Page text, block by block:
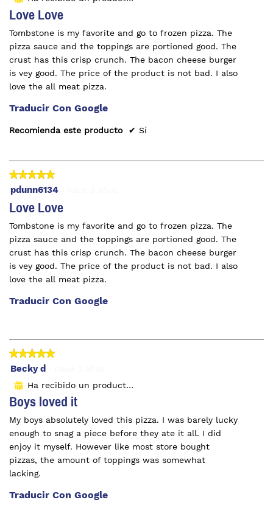
estrellas.
Love Love
Tombstone is my favorite and go to frozen pizza. The
pizza sauce and the toppings are portioned good. The
crust has this crisp crunch. The bacon cheese burger
is vey good. The price of the product is not bad. I also
love the all meat pizza.
Traducir Con Google
Recomienda este producto ✔ Sí
★★★★★
★★★★★
5
5
estrellas.
pdunn6134
Love Love
Tombstone is my favorite and go to frozen pizza. The
pizza sauce and the toppings are portioned good. The
crust has this crisp crunch. The bacon cheese burger
is vey good. The price of the product is not bad. I also
love the all meat pizza.
Traducir Con Google
★★★★★
★★★★★
5
estrellas.
Becky d
⊞ Ha recibido un producto gratuito
Boys loved it
My boys absolutely loved this pizza. I was barely lucky
enough to snag a piece before they ate it all. I did
enjoy it myself. However like most store bought
pizzas, the amount of toppings was somewhat
lacking.
Traducir Con Google